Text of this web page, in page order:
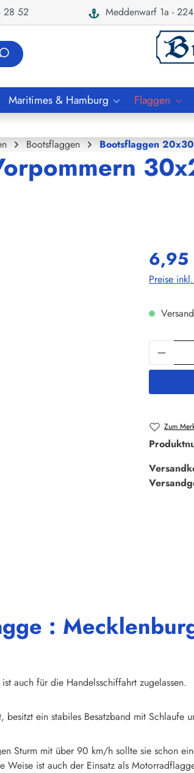
28 52 Meddenwarf 1a -
Maritimes & Hamburg Flaggen
Bootsflaggen Bootsflaggen
6,95
Preise
Zum
:
auch für die Handelsschiffahrt zugelassen.
ein stabiles Besatzband mit Schlaufe
Sturm mit über 90 km/h sollte sie schon
Weise ist auch der Einsatz als